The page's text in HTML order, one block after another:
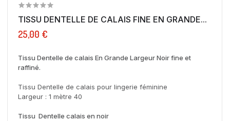
TISSU DENTELLE DE CALAIS FINE EN GRANDE...
25,00 €
Tissu Dentelle de calais En Grande Largeur Noir fine et
raffiné.
Tissu Dentelle de calais pour lingerie féminine
Largeur : 1 mètre 40
Tissu Dentelle calais en noir